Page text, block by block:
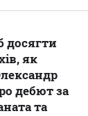
досягти
як
дебют за
та